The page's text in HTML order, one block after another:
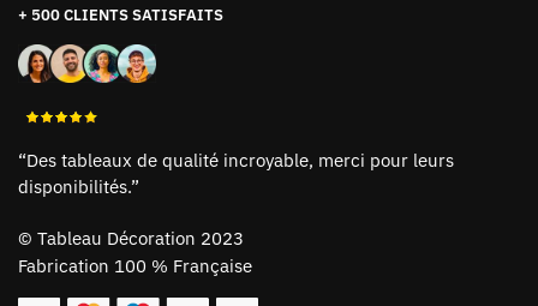
+ 500 CLIENTS SATISFAITS
“Des tableaux de qualité incroyable, merci pour leurs
disponibilités.”
© Tableau Décoration 2023
Fabrication 100 % Française